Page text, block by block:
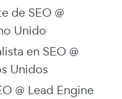
de SEO @
Unido
en SEO @
Unidos
@ Lead Engine